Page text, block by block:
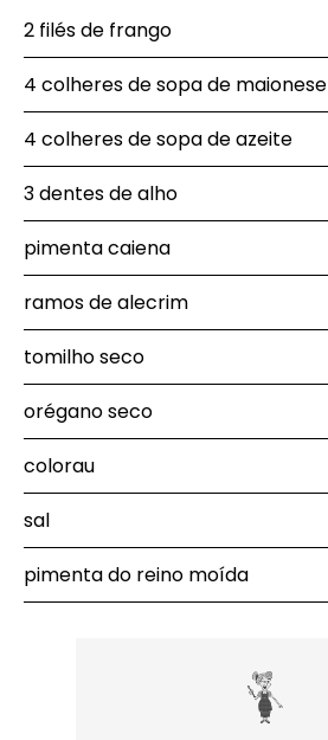
2 filés de frango
4 colheres de sopa de maionese
4 colheres de sopa de azeite
3 dentes de alho
pimenta caiena
ramos de alecrim
tomilho seco
orégano seco
colorau
sal
pimenta do reino moída